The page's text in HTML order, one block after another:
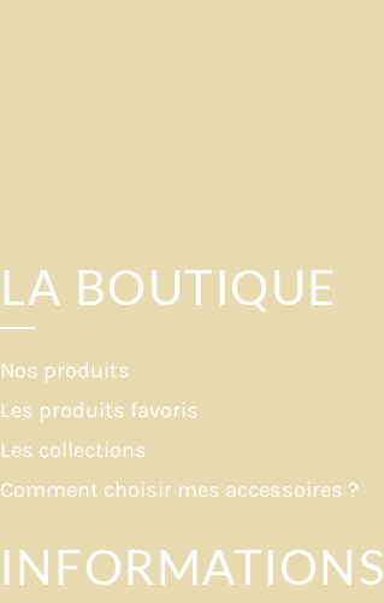
LA BOUTIQUE
Nos produits
Les produits favoris
Les collections
Comment choisir mes accessoires ?
INFORMATIONS